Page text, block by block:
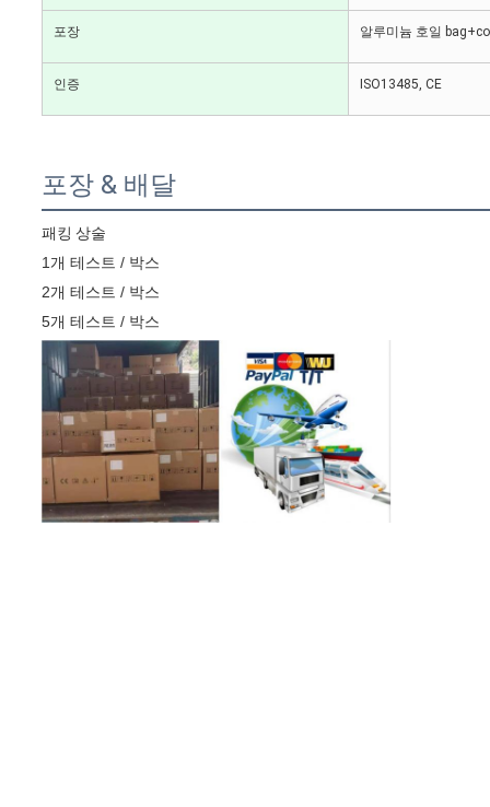
포장 알루미늄 호일
인증 ISO13485, CE
포장 & 배달
패킹 상술
1개 테스트 / 박스
2개 테스트 / 박스
5개 테스트 / 박스